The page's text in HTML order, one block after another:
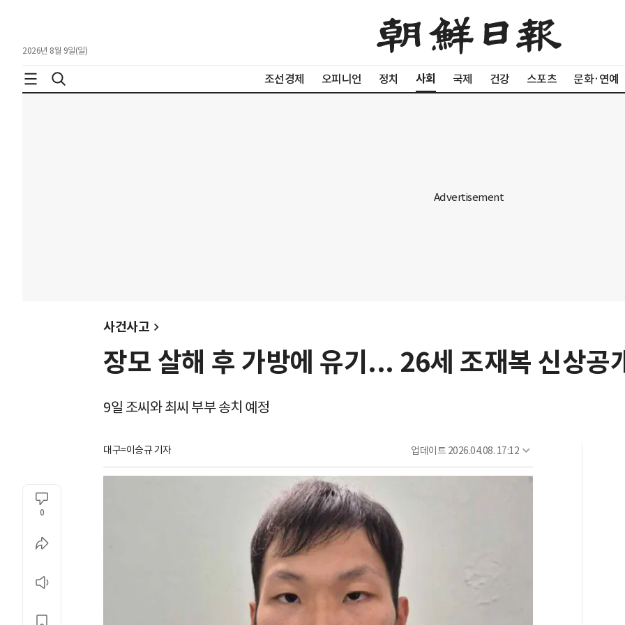
2026년 8월 9일(일)
조선경제 오피니언 정치 사회 국제 건강 스포츠 문화·연예
사건사고
장모 살해 후 가방에 유기... 26세 조재복 신상공
9일 조씨와 최씨 부부 송치 예정
대구=이승규 기자 업데이트 2026.04.08. 17:12
0